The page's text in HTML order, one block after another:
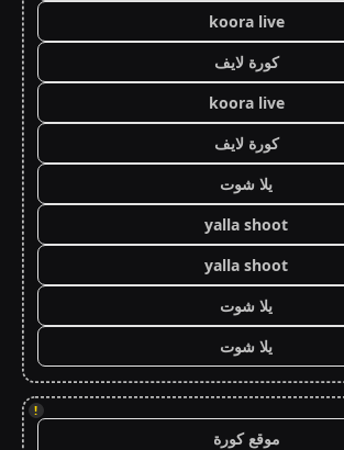
koora live
كورة لايف
koora live
كورة لايف
يلا شوت
yalla shoot
yalla shoot
يلا شوت
يلا شوت
!
موقع كورة